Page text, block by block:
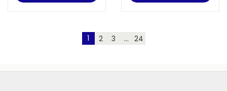
1 2 3 ... 24